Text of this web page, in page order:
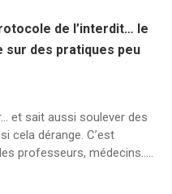
de l’interdit… le
sur des pratiques peu
et sait aussi soulever des
cela dérange. C’est
professeurs, médecins..…